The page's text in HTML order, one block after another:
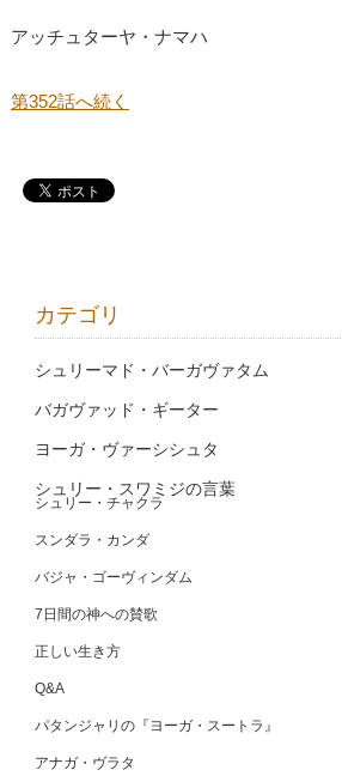
アッチュターヤ・ナマハ
第352話へ続く
カテゴリ
シュリーマド・バーガヴァタム
バガヴァッド・ギーター
ヨーガ・ヴァーシシュタ
シュリー・スワミジの言葉
シュリー・チャクラ
スンダラ・カンダ
バジャ・ゴーヴィンダム
7日間の神への賛歌
正しい生き方
Q&A
パタンジャリの『ヨーガ・スートラ』
アナガ・ヴラタ